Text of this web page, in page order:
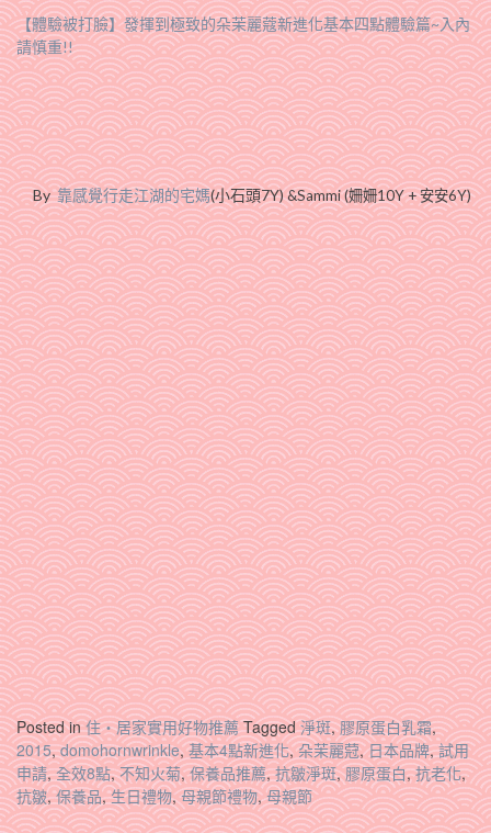
【體驗被打臉】發揮到極致的朵茉麗蔻新進化基本四點體驗篇~入內
請慎重!!
By靠感覺行走江湖的宅媽(小石頭7Y)&Sammi (姍姍10Y + 安安6Y)
Posted in住‧居家實用好物推薦Tagged淨斑,膠原蛋白乳霜,
2015,domohornwrinkle,基本4點新進化,朵茉麗蒄,日本品牌,試用
申請,全效8點,不知火菊,保養品推薦,抗皺淨斑,膠原蛋白,抗老化,
抗皺,保養品,生日禮物,母親節禮物,母親節